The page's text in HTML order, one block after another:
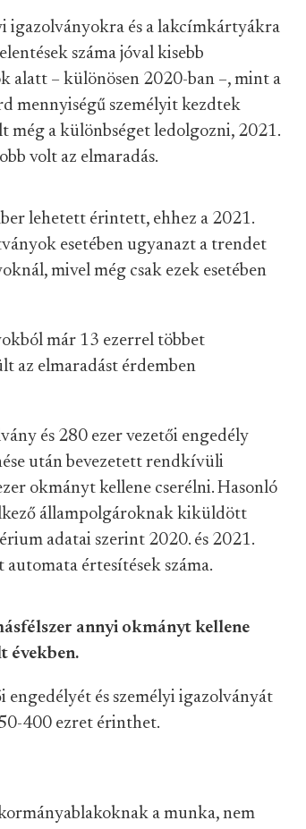
igazolványokra és a lakcímkártyákra
száma jóval kisebb
alatt – különösen 2020-ban –, mint a
mennyiségű személyit kezdtek
még a különbséget ledolgozni, 2021.
volt az elmaradás.
lehetett érintett, ehhez a 2021.
esetében ugyanazt a trendet
mivel még csak ezek esetében
már 13 ezerrel többet
az elmaradást érdemben
és 280 ezer vezetői engedély
után bevezetett rendkívüli
okmányt kellene cserélni. Hasonló
állampolgároknak kiküldött
adatai szerint 2020. és 2021.
értesítések száma.
annyi okmányt kellene
években.
engedélyét és személyi igazolványát
400 ezret érinthet.
a munka, nem